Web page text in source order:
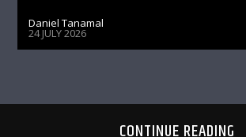
Daniel Tanamal
24 JULY 2026
CONTINUE READING